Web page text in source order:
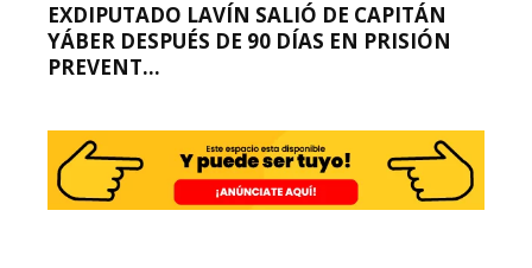
EXDIPUTADO LAVÍN SALIÓ DE CAPITÁN
YÁBER DESPUÉS DE 90 DÍAS EN PRISIÓN
PREVENT...